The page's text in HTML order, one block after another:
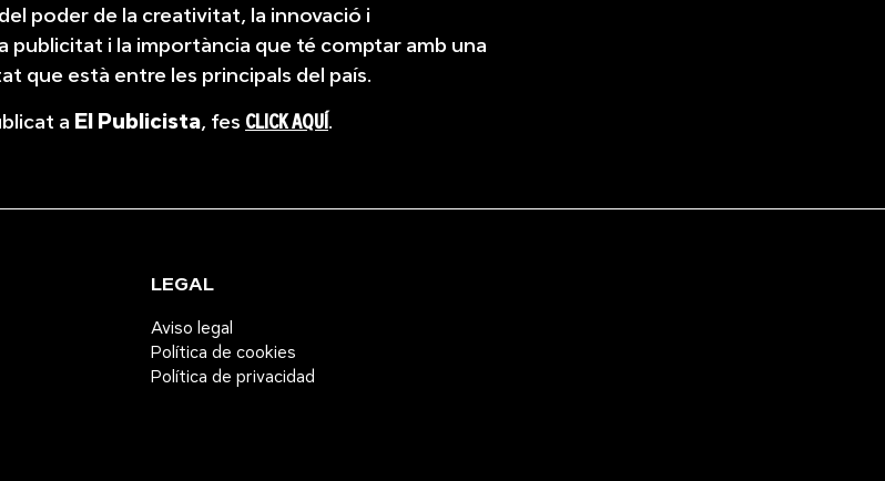
poder de la creativitat, la innovació i
publicitat i la importància que té comptar amb una
que està entre les principals del país.
a El Publicista, fes CLICK AQUÍ.
LEGAL
Aviso legal
Política de cookies
Política de privacidad